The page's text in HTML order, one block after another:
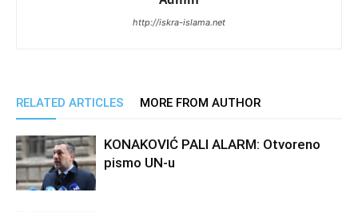
http://iskra-islama.net
RELATED ARTICLES MORE FROM AUTHOR
KONAKOVIĆ PALI ALARM: Otvoreno
pismo UN-u